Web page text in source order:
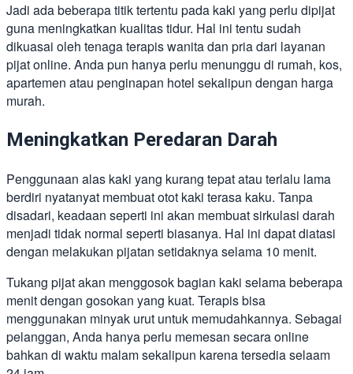
Jadi ada beberapa titik tertentu pada kaki yang perlu dipijat
guna meningkatkan kualitas tidur. Hal ini tentu sudah
dikuasai oleh tenaga terapis wanita dan pria dari layanan
pijat online. Anda pun hanya perlu menunggu di rumah, kos,
apartemen atau penginapan hotel sekalipun dengan harga
murah.
Meningkatkan Peredaran Darah
Penggunaan alas kaki yang kurang tepat atau terlalu lama
berdiri nyatanyat membuat otot kaki terasa kaku. Tanpa
disadari, keadaan seperti ini akan membuat sirkulasi darah
menjadi tidak normal seperti biasanya. Hal ini dapat diatasi
dengan melakukan pijatan setidaknya selama 10 menit.
Tukang pijat akan menggosok bagian kaki selama beberapa
menit dengan gosokan yang kuat. Terapis bisa
menggunakan minyak urut untuk memudahkannya. Sebagai
pelanggan, Anda hanya perlu memesan secara online
bahkan di waktu malam sekalipun karena tersedia selaam